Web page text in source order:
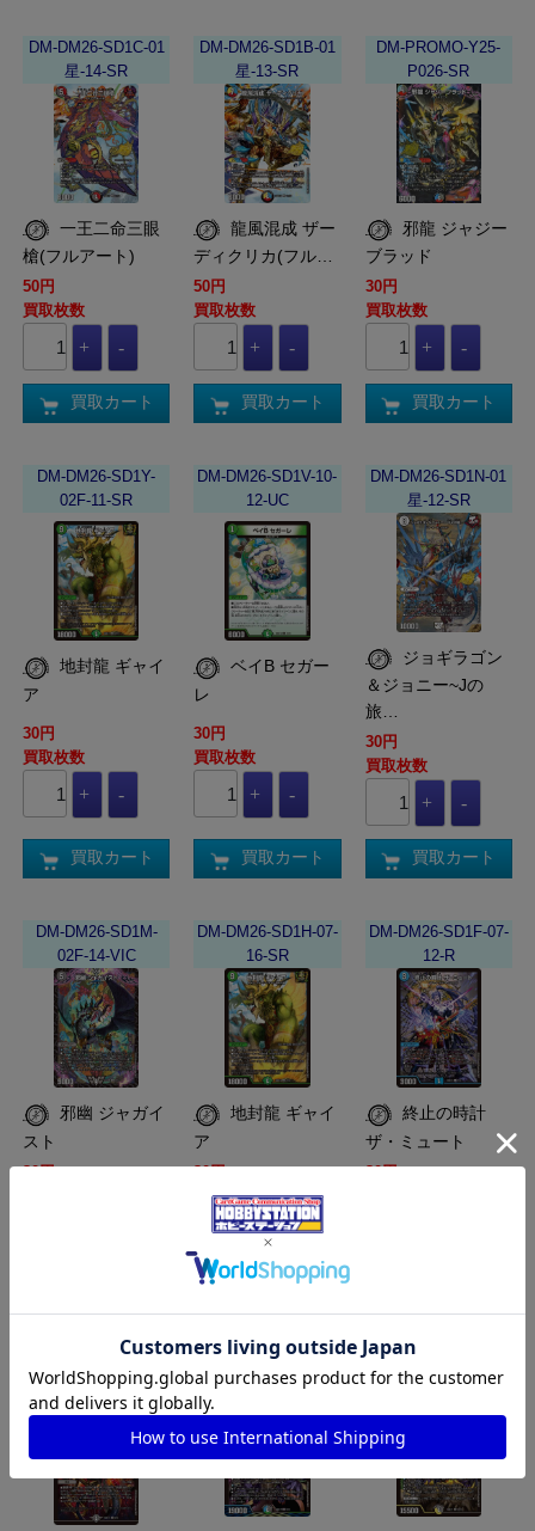
DM-DM26-SD1C-01
星-14-SR
槍(フルアート)
50円
買取枚数
買取カート
DM-DM26-SD1B-01
星-13-SR
龍風混成 ザー
ディクリカ(フル…
50円
買取枚数
買取カート
DM-PROMO-Y25-
P026-SR
ブラッド
30円
買取枚数
買取カート
DM-DM26-SD1Y-
02F-11-SR
ア
30円
買取枚数
買取カート
DM-DM26-SD1V-10-
12-UC
ベイB セガー
レ
30円
買取枚数
買取カート
DM-DM26-SD1N-01
星-12-SR
＆ジョニー~Jの
旅…
30円
買取枚数
買取カート
DM-DM26-SD1M-
02F-14-VIC
スト
30円
DM-DM26-SD1H-07-
16-SR
地封龍 ギャイ
ア
30円
買取枚数
買取カート
DM-DM26-SD1F-07-
12-R
ザ・ミュート
30円
14-VR
DM-DM26-SD1T-03-
13-KGM
DM-DM26-SD1T-
02F-13-SR